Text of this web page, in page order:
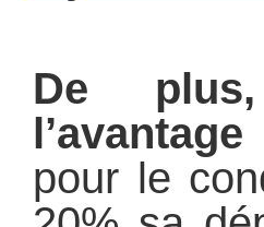
De
pour le